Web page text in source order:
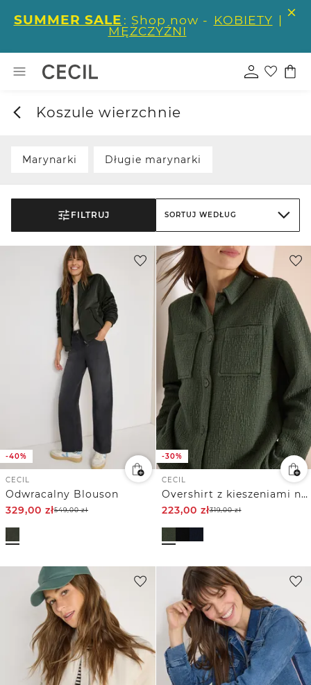
SUMMER SALE : Shop now - KOBIETY |
MĘŻCZYŹNI
Koszule wierzchnie
Marynarki Długie marynarki
FILTRUJ SORTUJ WEDŁUG
-40%
CECIL
Odwracalny Blouson
329,00 zł549,00zł
-30%
CECIL
Overshirt z kieszeniami na piersi i strukturą
223,00 zł319,00zł